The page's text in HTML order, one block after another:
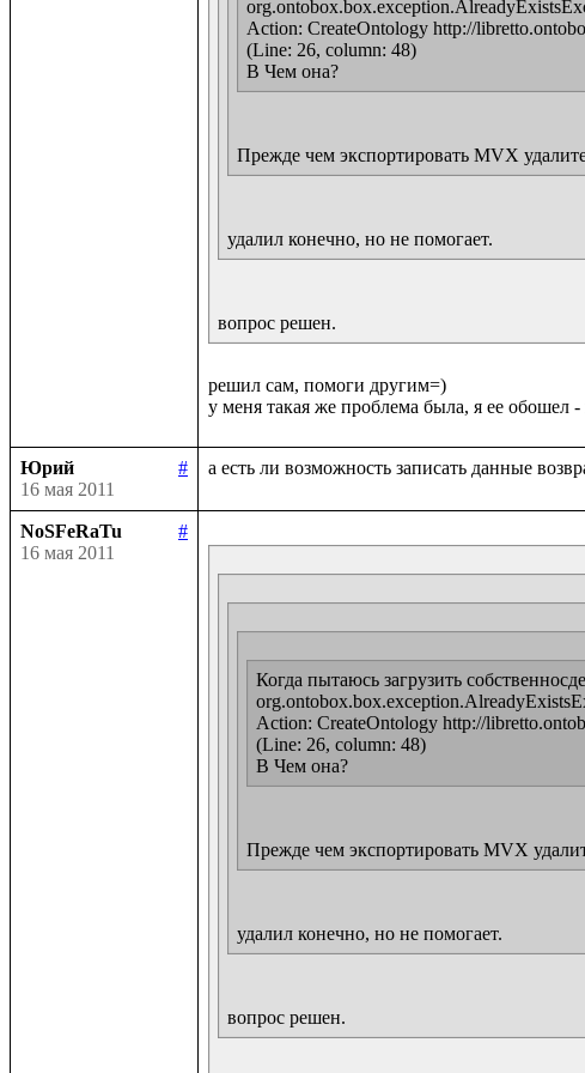
Action: CreateOntology http://
(Line: 26, column: 48)
В Чем она?
Прежде чем экспортировать MVX
удалил конечно, но не помогает.
вопрос решен.
решил сам, помоги другим=)
Юрий
#
16 мая 2011
NoSFeRaTu
#
16 мая 2011
Когда пытаюсь загрузить
Action: CreateOntology http://
(Line: 26, column: 48)
В Чем она?
Прежде чем экспортировать MVX
удалил конечно, но не помогает.
вопрос решен.